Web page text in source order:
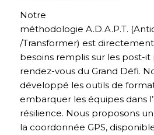
Notre
méthodologie A.D.A.P.T.
/Transformer) est
besoins remplis sur les post-
rendez-vous du Grand Défi.
développé les outils de
embarquer les équipes dans
résilience. Nous proposons
la coordonnée GPS,